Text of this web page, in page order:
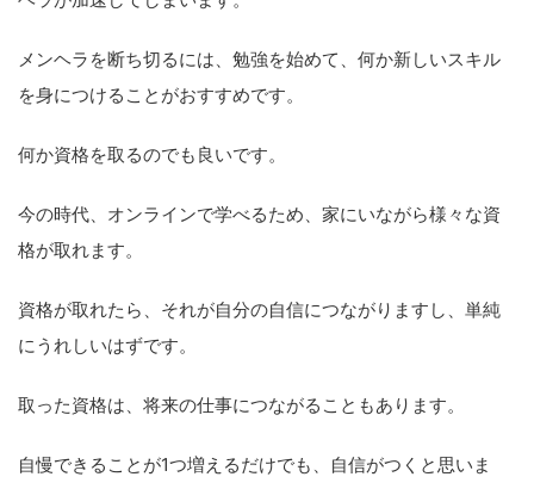
メンヘラを断ち切るには、勉強を始めて、何か新しいスキル
を身につけることがおすすめです。
何か資格を取るのでも良いです。
今の時代、オンラインで学べるため、家にいながら様々な資
格が取れます。
資格が取れたら、それが自分の自信につながりますし、単純
にうれしいはずです。
取った資格は、将来の仕事につながることもあります。
自慢できることが1つ増えるだけでも、自信がつくと思いま